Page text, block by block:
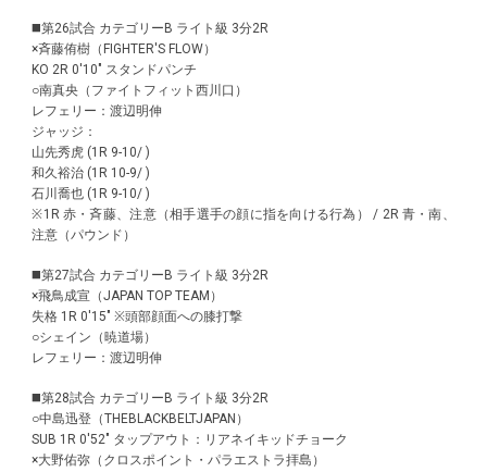
◼️第26試合 カテゴリーB ライト級 3分2R
×斉藤侑樹（FIGHTER'S FLOW）
KO 2R 0'10" スタンドパンチ
○南真央（ファイトフィット西川口）
レフェリー：渡辺明伸
ジャッジ：
山先秀虎 (1R 9-10/ )
和久裕治 (1R 10-9/ )
石川喬也 (1R 9-10/ )
※1R 赤・斉藤、注意（相手選手の顔に指を向ける行為） / 2R 青・南、
注意（パウンド）
◼️第27試合 カテゴリーB ライト級 3分2R
×飛鳥成宣（JAPAN TOP TEAM）
失格 1R 0'15" ※頭部顔面への膝打撃
○シェイン（暁道場）
レフェリー：渡辺明伸
◼️第28試合 カテゴリーB ライト級 3分2R
○中島迅登（THEBLACKBELTJAPAN）
SUB 1R 0'52" タップアウト：リアネイキッドチョーク
×大野佑弥（クロスポイント・パラエストラ拝島）